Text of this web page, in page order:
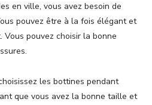
en ville, vous avez besoin de
pouvez être à la fois élégant et
pouvez choisir la bonne
les bottines pendant
que vous avez la bonne taille et